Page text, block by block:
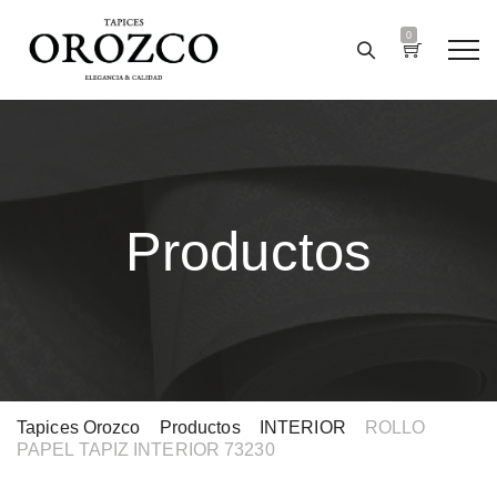
0
Productos
Tapices Orozco Productos> INTERIOR
ROLLO
PAPEL TAPIZ INTERIOR 73230